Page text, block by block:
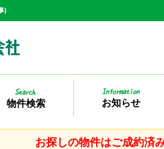
)
物件検索 お知らせ
お探しの物件はご成約済